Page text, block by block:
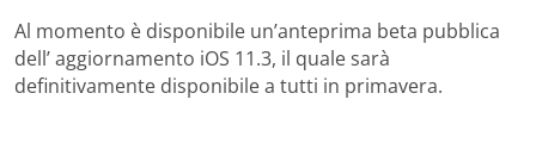
Al momento è disponibile un’anteprima beta pubblica
dell’ aggiornamento iOS 11.3, il quale sarà
definitivamente disponibile a tutti in primavera.